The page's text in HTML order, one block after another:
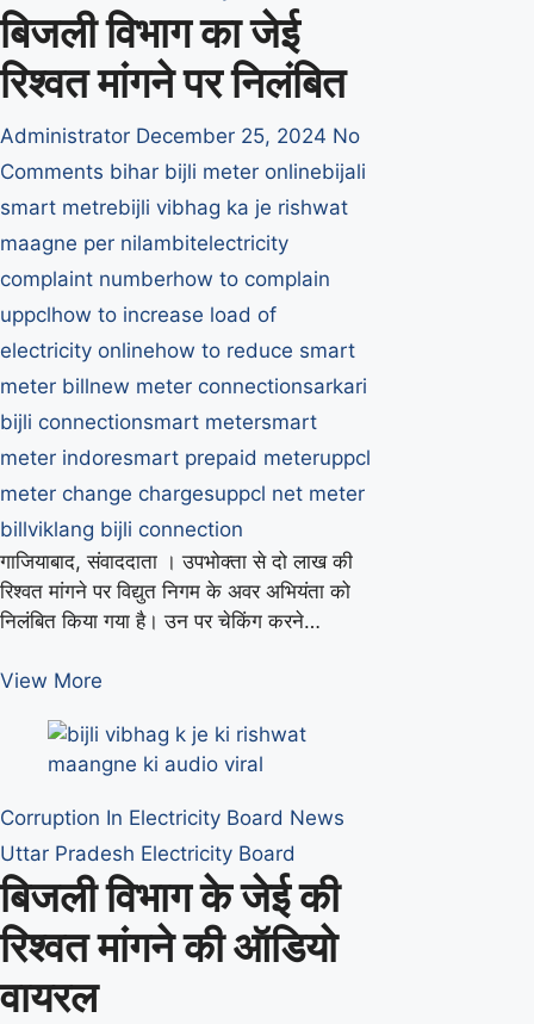
बिजली विभाग का जेई
रिश्वत मांगने पर निलंबित
Administrator December 25, 2024 No
Comments bihar bijli meter onlinebijali
smart metrebijli vibhag ka je rishwat
maagne per nilambitelectricity
complaint numberhow to complain
uppclhow to increase load of
electricity onlinehow to reduce smart
meter billnew meter connectionsarkari
bijli connectionsmart metersmart
meter indoresmart prepaid meteruppcl
meter change chargesuppcl net meter
billviklang bijli connection
गाजियाबाद, संवाददाता । उपभोक्ता से दो लाख की
रिश्वत मांगने पर विद्युत निगम के अवर अभियंता को
निलंबित किया गया है। उन पर चेकिंग करने…
View More
का
जेई
मांगने
पर
निलंबित
Corruption In Electricity Board News
Uttar Pradesh Electricity Board
बिजली विभाग के जेई की
रिश्वत मांगने की ऑडियो
वायरल